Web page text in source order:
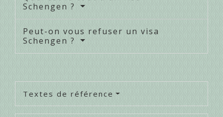
Schengen ?
Peut-on vous refuser un visa
Schengen ?
Textes de référence